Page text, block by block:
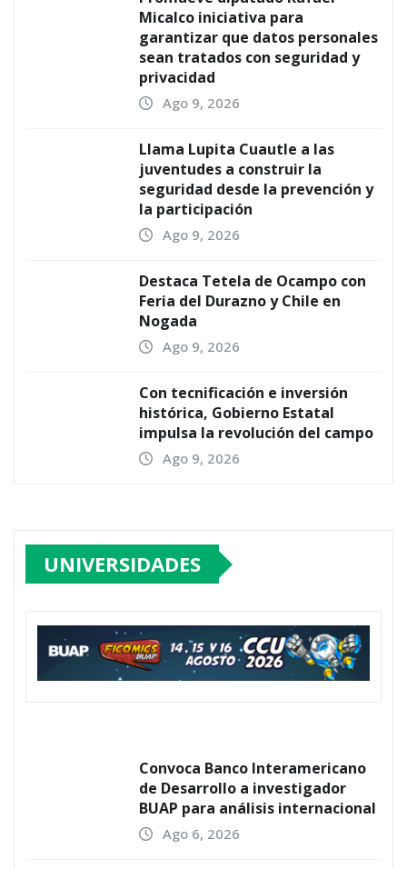
Micalco iniciativa para
garantizar que datos personales
sean tratados con seguridad y
privacidad
Ago 9, 2026
Llama Lupita Cuautle a las
juventudes a construir la
seguridad desde la prevención y
la participación
Ago 9, 2026
Destaca Tetela de Ocampo con
Feria del Durazno y Chile en
Nogada
Ago 9, 2026
Con tecnificación e inversión
histórica, Gobierno Estatal
impulsa la revolución del campo
Ago 9, 2026
UNIVERSIDADES
Convoca Banco Interamericano
de Desarrollo a investigador
BUAP para análisis internacional
Ago 6, 2026